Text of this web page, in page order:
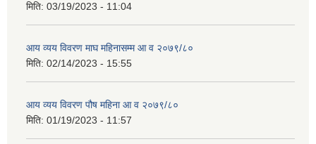
मिति: 03/19/2023 - 11:04
आय व्यय विवरण माघ महिनासम्म आ व २०७९/८०
मिति: 02/14/2023 - 15:55
आय व्यय विवरण पौष महिना आ व २०७९/८०
मिति: 01/19/2023 - 11:57